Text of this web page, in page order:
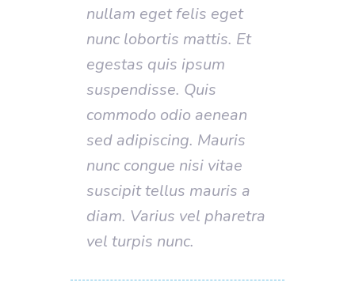
nullam eget felis eget
nunc lobortis mattis. Et
egestas quis ipsum
suspendisse. Quis
commodo odio aenean
sed adipiscing. Mauris
nunc congue nisi vitae
suscipit tellus mauris a
diam. Varius vel pharetra
vel turpis nunc.